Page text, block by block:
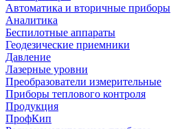
Автоматика и вторичные приборы
Аналитика
Беспилотные аппараты
Геодезические приемники
Давление
Лазерные уровни
Преобразователи измерительные
Приборы теплового контроля
Продукция
ПрофКип